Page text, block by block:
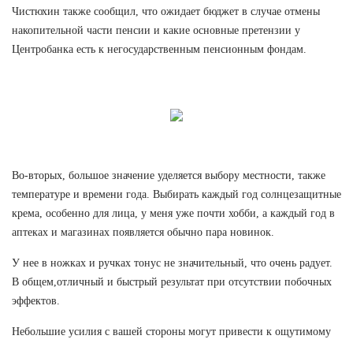
Чистюхин также сообщил, что ожидает бюджет в случае отмены
накопительной части пенсии и какие основные претензии у
Центробанка есть к негосударственным пенсионным фондам.
Во-вторых, большое значение уделяется выбору местности, также
температуре и времени года. Выбирать каждый год солнцезащитные
крема, особенно для лица, у меня уже почти хобби, а каждый год в
аптеках и магазинах появляется обычно пара новинок.
У нее в ножках и ручках тонус не значительный, что очень радует.
В общем,отличный и быстрый результат при отсутствии побочных
эффектов.
Небольшие усилия с вашей стороны могут привести к ощутимому